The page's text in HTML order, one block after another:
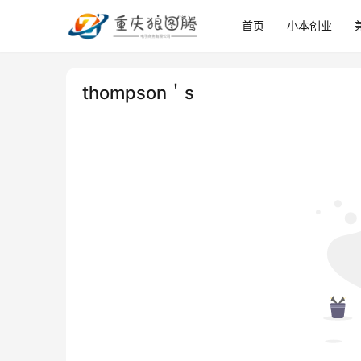
首页 小本创业
thompson＇s